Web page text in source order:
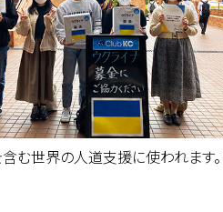
む世界の人道支援に使われます